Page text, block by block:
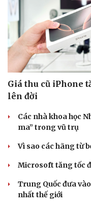
Giá thu cũ iPhone
lên đời
Các nhà khoa học
ma” trong vũ trụ
Vì sao các hãng từ
Microsoft tăng tốc
Trung Quốc đưa
nhất thế giới